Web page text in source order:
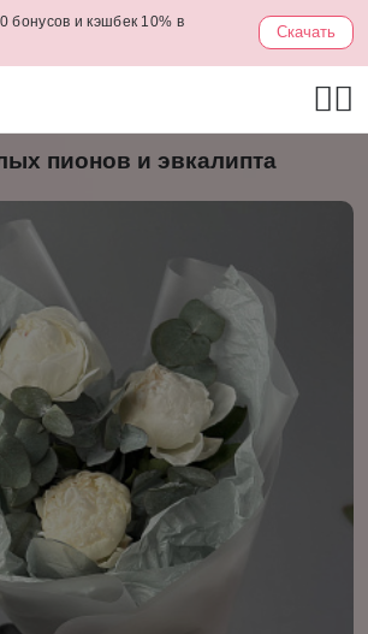
бонусов и кэшбек 10% в
Скачать
пионов и эвкалипта